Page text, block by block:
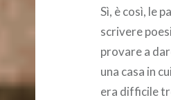
Sì, è così, le
scrivere
provare a
una casa in
era difficile